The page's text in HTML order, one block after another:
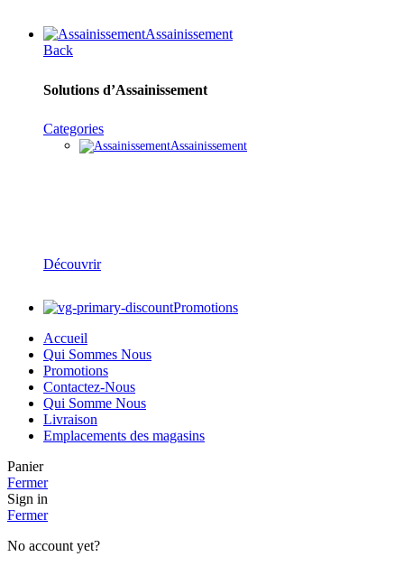
Assainissement
Back
Solutions d’Assainissement
Categories
Assainissement
Découvrir
Promotions
Accueil
Qui Sommes Nous
Promotions
Contactez-Nous
Qui Somme Nous
Livraison
Emplacements des magasins
Panier
Fermer
Sign in
Fermer
No account yet?